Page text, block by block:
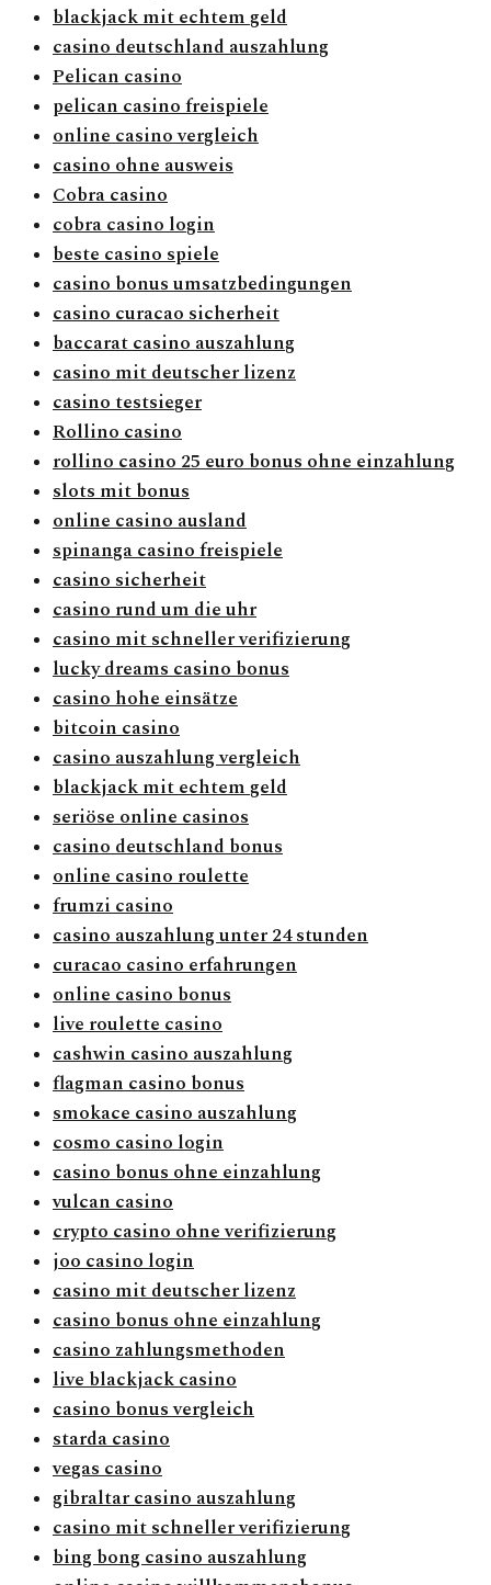
blackjack mit echtem geld
casino deutschland auszahlung
Pelican casino
pelican casino freispiele
online casino vergleich
casino ohne ausweis
Cobra casino
cobra casino login
beste casino spiele
casino bonus umsatzbedingungen
casino curacao sicherheit
baccarat casino auszahlung
casino mit deutscher lizenz
casino testsieger
Rollino casino
rollino casino 25 euro bonus ohne einzahlung
slots mit bonus
online casino ausland
spinanga casino freispiele
casino sicherheit
casino rund um die uhr
casino mit schneller verifizierung
lucky dreams casino bonus
casino hohe einsätze
bitcoin casino
casino auszahlung vergleich
blackjack mit echtem geld
seriöse online casinos
casino deutschland bonus
online casino roulette
frumzi casino
casino auszahlung unter 24 stunden
curacao casino erfahrungen
online casino bonus
live roulette casino
cashwin casino auszahlung
flagman casino bonus
smokace casino auszahlung
cosmo casino login
casino bonus ohne einzahlung
vulcan casino
crypto casino ohne verifizierung
joo casino login
casino mit deutscher lizenz
casino bonus ohne einzahlung
casino zahlungsmethoden
live blackjack casino
casino bonus vergleich
starda casino
vegas casino
gibraltar casino auszahlung
casino mit schneller verifizierung
bing bong casino auszahlung